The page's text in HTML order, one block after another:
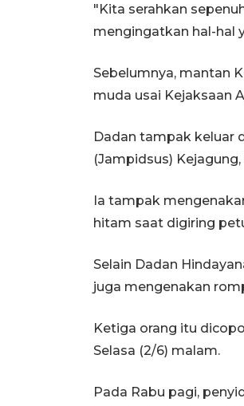
"Kita serahkan
mengingatkan hal-hal
Sebelumnya, mantan
muda usai Kejaksaan
Dadan tampak keluar
(Jampidsus) Kejagung,
Ia tampak
hitam saat digiring
Selain Dadan
juga mengenakan
Ketiga orang itu
Selasa (2/6) malam.
Pada Rabu pagi,